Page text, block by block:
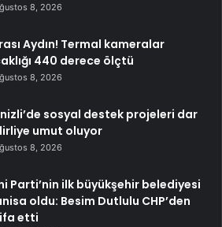
8, 2026
Aydın! Termal kameralar
440 derece ölçtü
8, 2026
sosyal destek projeleri dar
umut oluyor
8, 2026
Parti’nin ilk büyükşehir belediyesi
oldu: Besim Dutlulu CHP’den
etti